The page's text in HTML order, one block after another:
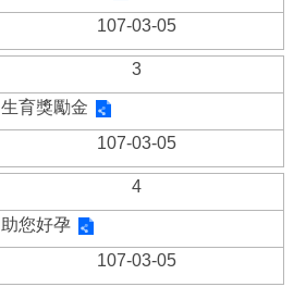
107-03-05
3
生育獎勵金
107-03-05
4
助您好孕
107-03-05